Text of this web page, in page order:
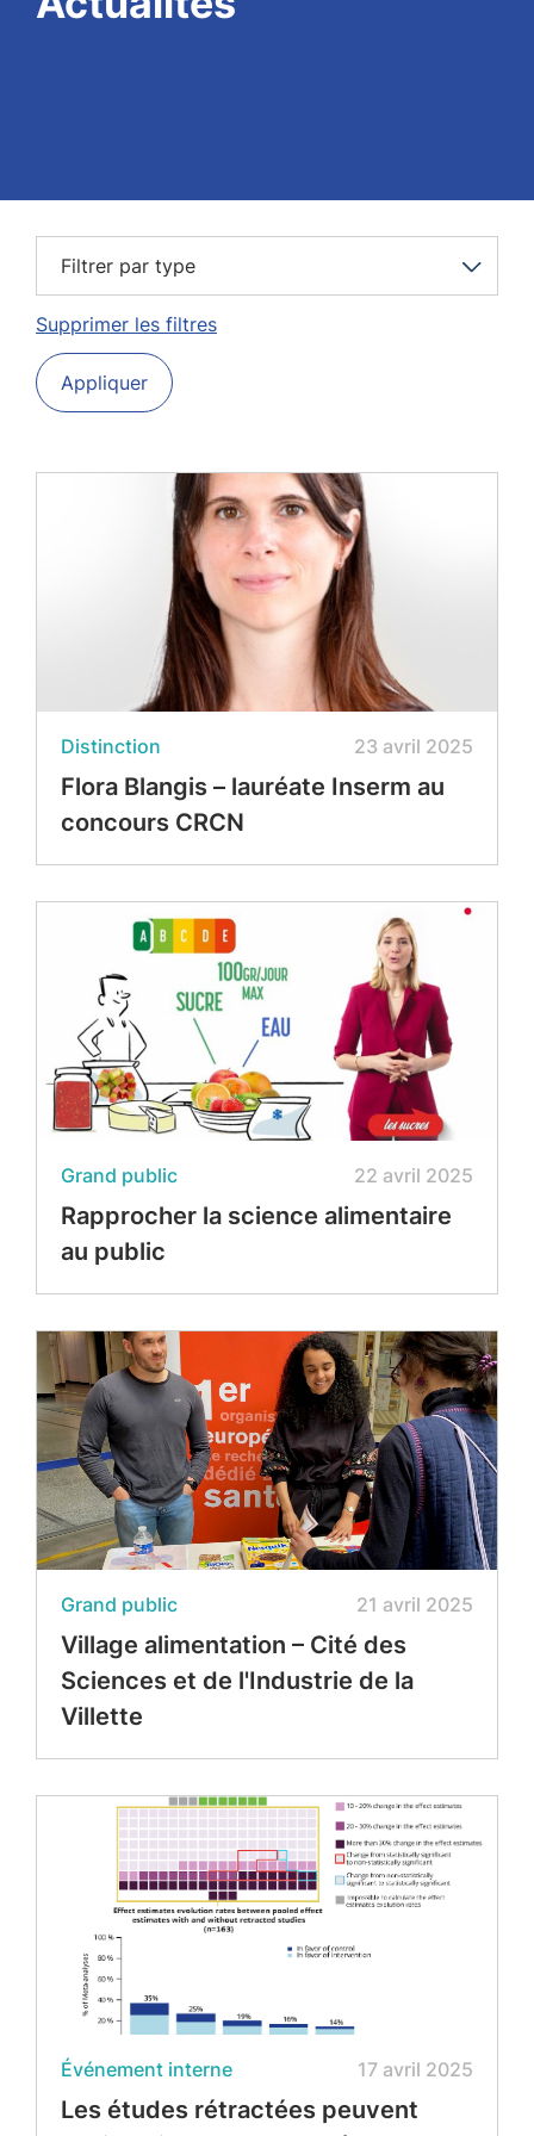
Filtrer par type
Supprimer les filtres
Appliquer
Distinction 23 avril 2025
Flora Blangis – lauréate Inserm au
concours CRCN
Grand public 22 avril 2025
Rapprocher la science alimentaire
au public
Grand public 21 avril 2025
Village alimentation – Cité des
Sciences et de l'Industrie de la
Villette
Événement interne 17 avril 2025
Les études rétractées peuvent